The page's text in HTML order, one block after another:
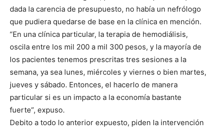
dada la carencia de presupuesto, no había un nefrólogo
que pudiera quedarse de base en la clínica en mención.
“En una clínica particular, la terapia de hemodiálisis,
oscila entre los mil 200 a mil 300 pesos, y la mayoría de
los pacientes tenemos prescritas tres sesiones a la
semana, ya sea lunes, miércoles y viernes o bien martes,
jueves y sábado. Entonces, el hacerlo de manera
particular si es un impacto a la economía bastante
fuerte”, expuso.
Debito a todo lo anterior expuesto, piden la intervención